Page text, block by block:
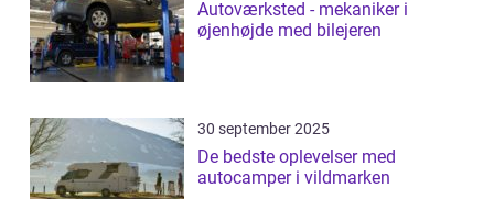
Autoværksted - mekaniker i
øjenhøjde med bilejeren
30 september 2025
De bedste oplevelser med
autocamper i vildmarken